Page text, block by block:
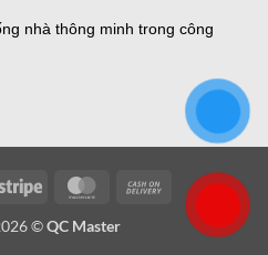
nhà thông minh trong công
Stripe MasterCardCash
On
Delivery
©QC Master